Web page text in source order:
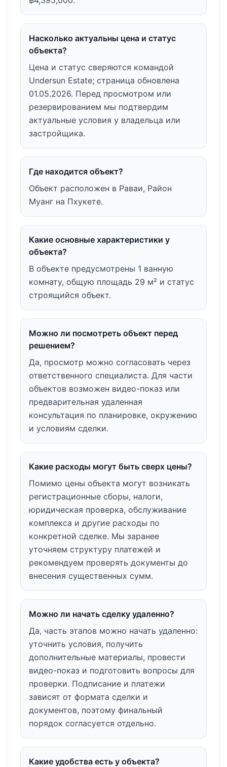
Насколько актуальны цена и статус
объекта?
Цена и статус сверяются командой
Undersun Estate; страница обновлена
01.05.2026. Перед просмотром или
резервированием мы подтвердим
актуальные условия у владельца или
застройщика.
Где находится объект?
Объект расположен в Раваи, Район
Муанг на Пхукете.
Какие основные характеристики у
объекта?
В объекте предусмотрены 1 ванную
комнату, общую площадь 29 м² и статус
строящийся объект.
Можно ли посмотреть объект перед
решением?
Да, просмотр можно согласовать через
ответственного специалиста. Для части
объектов возможен видео-показ или
предварительная удаленная
консультация по планировке, окружению
и условиям сделки.
Какие расходы могут быть сверх цены?
Помимо цены объекта могут возникать
регистрационные сборы, налоги,
юридическая проверка, обслуживание
комплекса и другие расходы по
конкретной сделке. Мы заранее
уточняем структуру платежей и
рекомендуем проверять документы до
внесения существенных сумм.
Можно ли начать сделку удаленно?
Да, часть этапов можно начать удаленно:
уточнить условия, получить
дополнительные материалы, провести
видео-показ и подготовить вопросы для
проверки. Подписание и платежи
зависят от формата сделки и
документов, поэтому финальный
порядок согласуется отдельно.
Какие удобства есть у объекта?